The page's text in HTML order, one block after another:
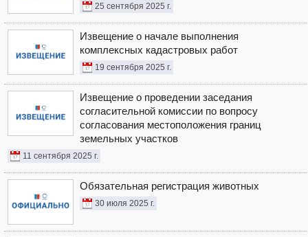
25 сентября 2025 г.
Извещение о начале выполнения
комплексных кадастровых работ
19 сентября 2025 г.
Извещение о проведении заседания
согласительной комиссии по вопросу
согласования местоположения границ
земельных участков
11 сентября 2025 г.
Обязательная регистрация животных
30 июля 2025 г.